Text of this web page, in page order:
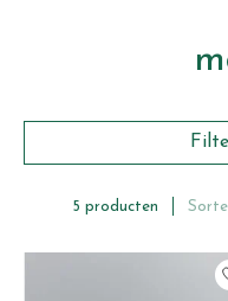
5 producten